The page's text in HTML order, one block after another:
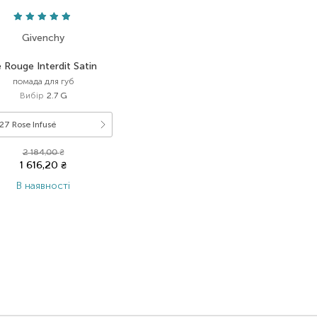
Givenchy
Rouge Interdit Satin
помада для губ
Вибір 2.7 G
Rose Infusé
2 184,00₴
1 616,20₴
В наявності